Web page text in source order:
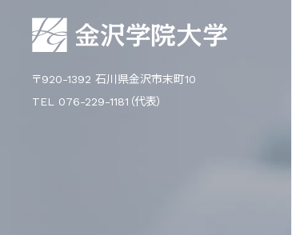
〒920-1392 石川県金沢市末町10
TEL 076-229-1181（代表）